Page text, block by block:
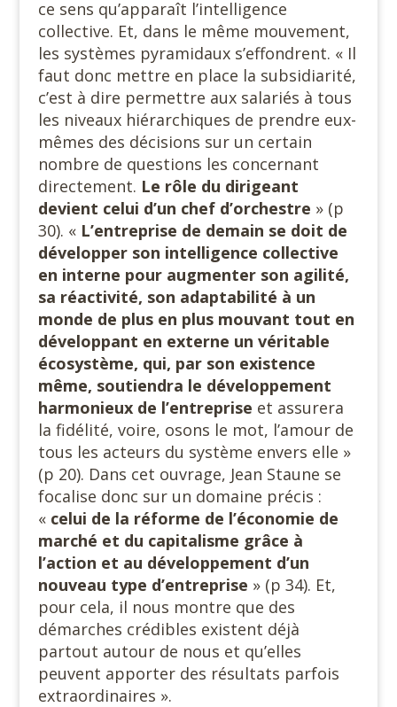
ce sens qu’apparaît l’intelligence
collective. Et, dans le même mouvement,
les systèmes pyramidaux s’effondrent. « Il
faut donc mettre en place la subsidiarité,
c’est à dire permettre aux salariés à tous
les niveaux hiérarchiques de prendre eux-
mêmes des décisions sur un certain
nombre de questions les concernant
directement. Le rôle du dirigeant
devient celui d’un chef d’orchestre » (p
30). « L’entreprise de demain se doit de
développer son intelligence collective
en interne pour augmenter son agilité,
sa réactivité, son adaptabilité à un
monde de plus en plus mouvant tout en
développant en externe un véritable
écosystème, qui, par son existence
même, soutiendra le développement
harmonieux de l’entreprise et assurera
la fidélité, voire, osons le mot, l’amour de
tous les acteurs du système envers elle »
(p 20). Dans cet ouvrage, Jean Staune se
focalise donc sur un domaine précis :
« celui de la réforme de l’économie de
marché et du capitalisme grâce à
l’action et au développement d’un
nouveau type d’entreprise » (p 34). Et,
pour cela, il nous montre que des
démarches crédibles existent déjà
partout autour de nous et qu’elles
peuvent apporter des résultats parfois
extraordinaires ».